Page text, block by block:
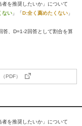
を推奨したいか」について
ない 」「D:全く薦めたくない 」
、D=1-2回答として割合を算
PDF）
を推奨したいか」について